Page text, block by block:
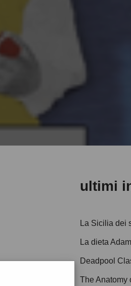
ultimi
La Sicilia dei
La dieta
Deadpool
The Anatomy